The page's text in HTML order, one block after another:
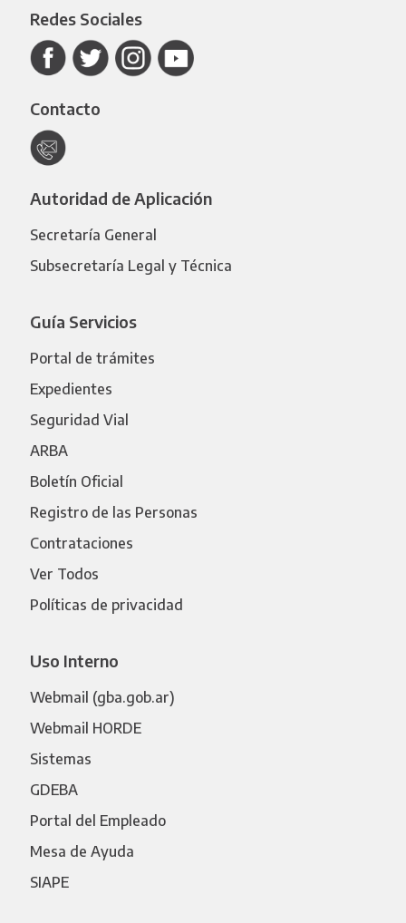
Redes Sociales
Contacto
Autoridad de Aplicación
Secretaría General
Subsecretaría Legal y Técnica
Guía Servicios
Portal de trámites
Expedientes
Seguridad Vial
ARBA
Boletín Oficial
Registro de las Personas
Contrataciones
Ver Todos
Políticas de privacidad
Uso Interno
Webmail (gba.gob.ar)
Webmail HORDE
Sistemas
GDEBA
Portal del Empleado
Mesa de Ayuda
SIAPE